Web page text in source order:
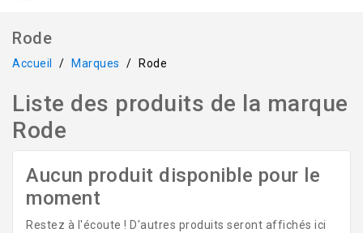
Rode
Accueil Marques Rode
Liste des produits de la marque
Rode
Aucun produit disponible pour le
moment
Restez à l'écoute ! D'autres produits seront affichés ici